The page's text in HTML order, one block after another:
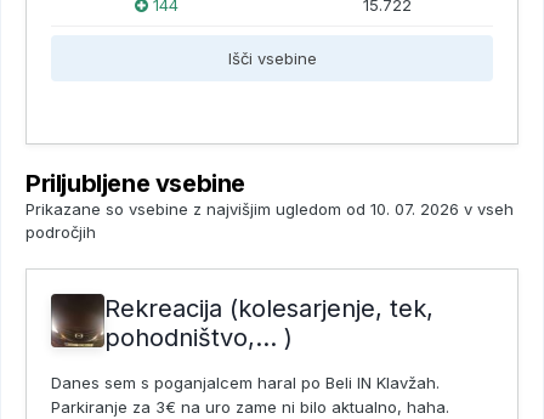
144 15.722
Išči vsebine
Priljubljene vsebine
Prikazane so vsebine z najvišjim ugledom od 10. 07. 2026 v vseh
področjih
Rekreacija (kolesarjenje, tek,
pohodništvo,... )
Danes sem s poganjalcem haral po Beli IN Klavžah.
Parkiranje za 3€ na uro zame ni bilo aktualno, haha.